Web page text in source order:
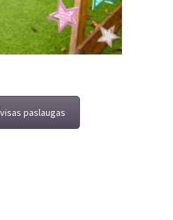
paslaugas